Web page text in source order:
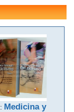
: Medicina y